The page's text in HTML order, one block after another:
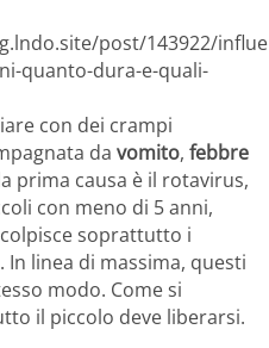
post/143922/
quanto-dura-e-quali-
con dei crampi
da vomito, febbre
prima causa è il rotavirus,
con meno di 5 anni,
soprattutto i
linea di massima, questi
modo. Come si
il piccolo deve liberarsi.